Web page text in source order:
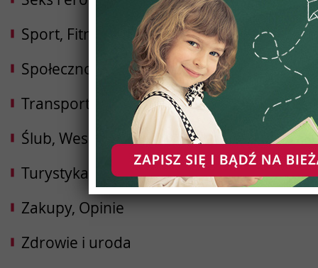
Sport, Fitness, Kulturystyka
Społeczności
Transport i Logistyka
Ślub, Wesele
Turystyka, Podróże, Hotele
Zakupy, Opinie
Zdrowie i uroda